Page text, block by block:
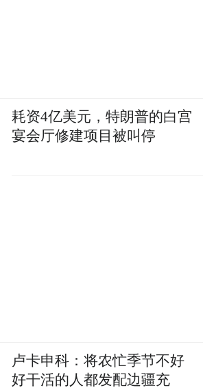
耗资4亿美元，特朗普的白宫
宴会厅修建项目被叫停
卢卡申科：将农忙季节不好
好干活的人都发配边疆充